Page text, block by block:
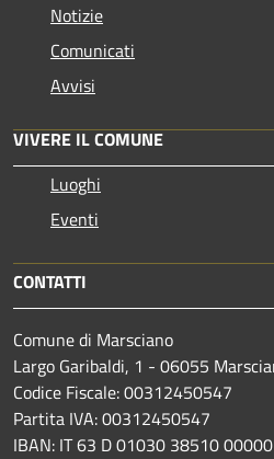
Notizie
Comunicati
Avvisi
VIVERE IL COMUNE
Luoghi
Eventi
CONTATTI
Comune di Marsciano
Largo Garibaldi, 1 - 06055
Codice Fiscale: 00312450547
Partita IVA: 00312450547
IBAN: IT 63 D 01030 38510